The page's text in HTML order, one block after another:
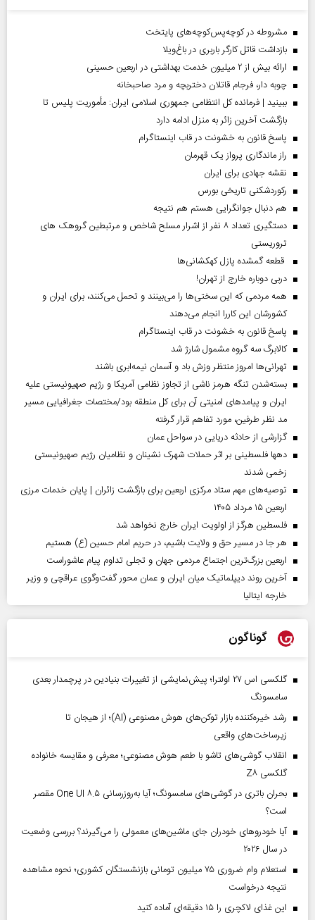
مشروطه در کوچه‌پس‌کوچه‌های پایتخت
بازداشت قاتل کارگر باربری در باغ‌ویلا
ارائه بیش از ۲ میلیون خدمت بهداشتی در اربعین حسینی
چوبه دار، فرجام قاتلان دختربچه و مرد صاحبخانه
ببینید | فرمانده کل انتظامی جمهوری اسلامی ایران­: مأموریت پلیس تا
بازگشت آخرین زائر به منزل ادامه دارد
پاسخ قانون به خشونت در قاب اینستاگرام
راز ماندگاری پرواز یک قهرمان
نقشه جهادی برای ایران
رکوردشکنی تاریخی بورس
هم دنبال جوانگرایی هستم هم نتیجه
دستگیری تعداد ۸ نفر از اشرار مسلح شاخص و مرتبطین گروهک های
تروریستی
قطعه گمشده پازل کهکشانی‌ها
دربی دوباره خارج از تهران!
همه مردمی که این سختی‌ها را می‌بینند و تحمل می‌کنند، برای ایران و
کشورشان این کاررا انجام می‌دهند
پاسخ قانون به خشونت در قاب اینستاگرام
کالابرگ سه گروه مشمول شارژ شد
تهرانی‌ها امروز منتظر وزش باد و آسمان نیمه‌ابری باشند
بسته‌شدن تنگه هرمز ناشی از تجاوز نظامی آمریکا و رژیم صهیونیستی علیه
ایران و پیامد‌های امنیتی آن برای کل منطقه بود/مختصات جغرافیایی مسیر
مد نظر طرفین، مورد تفاهم قرار گرفته
گزارشی از حادثه دریایی در سواحل عمان
دهها فلسطینی بر اثر حملات شهرک نشینان و نظامیان رژیم صهیونیستی
زخمی شدند
توصیه‌های مهم ستاد مرکزی اربعین برای بازگشت زائران | پایان خدمات مرزی
اربعین ۱۵ مرداد ۱۴۰۵
فلسطین هرگز از اولویت ایران خارج نخواهد شد
هر جا در مسیر حق و ولایت باشیم، در حریم امام حسین (ع) هستیم
اربعین بزرگ‌ترین اجتماع مردمی جهان و تجلی تداوم پیام عاشوراست
آخرین روند دیپلماتیک میان ایران و عمان محور گفت‌وگوی عراقچی و وزیر
خارجه ایتالیا
گوناگون
گلکسی اس ۲۷ اولترا؛ پیش‌نمایشی از تغییرات بنیادین در پرچمدار بعدی
سامسونگ
رشد خیره‌کننده بازار توکن‌های هوش مصنوعی (AI)؛ از هیجان تا
زیرساخت‌های واقعی
انقلاب گوشی‌های تاشو‌ با طعم هوش مصنوعی؛ معرفی و مقایسه خانواده
گلکسی Z۸
بحران باتری در گوشی‌های سامسونگ؛ آیا به‌روزرسانی One UI ۸.۵ مقصر
است؟
آیا خودروهای خودران جای ماشین‌های معمولی را می‌گیرند؟ بررسی وضعیت
در سال ۲۰۲۶
استعلام وام ضروری ۷۵ میلیون تومانی بازنشستگان کشوری؛ نحوه مشاهده
نتیجه درخواست
این غذای لاکچری را ۱۵ دقیقه‌ای آماده کنید